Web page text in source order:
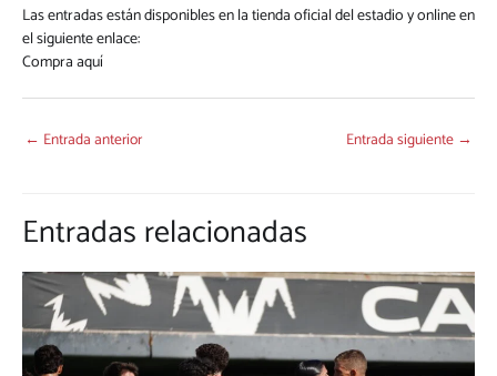
Las entradas están disponibles en la tienda oficial del estadio y online en
el siguiente enlace:
Compra aquí
← Entrada anterior Entrada siguiente →
Entradas relacionadas